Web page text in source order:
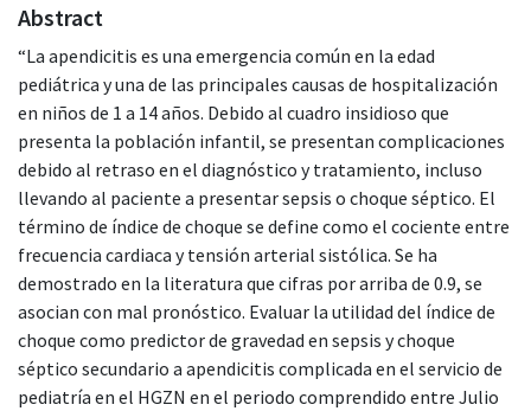
Abstract
“La apendicitis es una emergencia común en la edad
pediátrica y una de las principales causas de hospitalización
en niños de 1 a 14 años. Debido al cuadro insidioso que
presenta la población infantil, se presentan complicaciones
debido al retraso en el diagnóstico y tratamiento, incluso
llevando al paciente a presentar sepsis o choque séptico. El
término de índice de choque se define como el cociente entre
frecuencia cardiaca y tensión arterial sistólica. Se ha
demostrado en la literatura que cifras por arriba de 0.9, se
asocian con mal pronóstico. Evaluar la utilidad del índice de
choque como predictor de gravedad en sepsis y choque
séptico secundario a apendicitis complicada en el servicio de
pediatría en el HGZN en el periodo comprendido entre Julio